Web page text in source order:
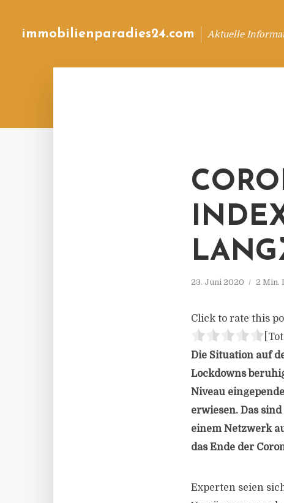
immobilienparadies24.com Aktuelle
23. Juni 2020 2 Min.
Click to rate this
Die Situation auf
Lockdowns
Niveau
erwiesen. Das
einem Netzwerk
das Ende der
Experten seien